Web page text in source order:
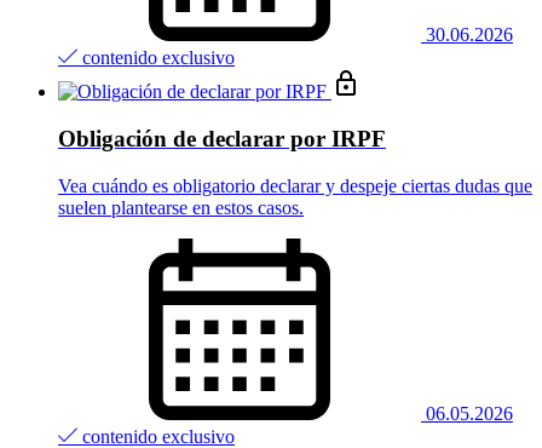
30.06.2026
contenido exclusivo
Obligación de declarar por IRPF
Vea cuándo es obligatorio declarar y despeje ciertas dudas que
suelen plantearse en estos casos.
06.05.2026
contenido exclusivo